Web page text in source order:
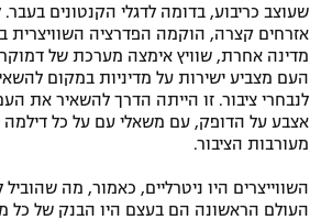
שעוצב כריבוע, בדומה לדגלי הקנטונים
מדינה אחרת, שוויץ אימצה מערכת של
העם מצביע ישירות על מדיניות במקום
לנבחרי ציבור. זו הייתה הדרך להשאיר את
אצבע על הדופק, עם משאלי עם על כל
מעורבות הציבור.
השווייצרים היו ניטרליים, כאמור, מה
העולם הראשונה הם בעצם היו הבנק של כל